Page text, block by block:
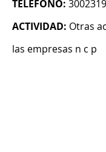
TELÉFONO:
ACTIVIDAD: Otras
las empresas n c p